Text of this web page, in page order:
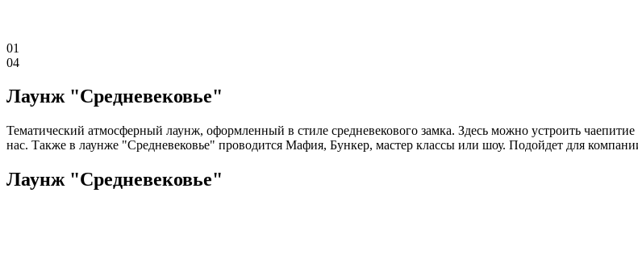
01
04
Лаунж "Средневековье"
Тематический атмосферный лаунж, оформленный в стиле средневекового замка. Здесь можно устроить
нас. Также в лаунже "Средневековье" проводится Мафия, Бункер, мастер классы или шоу. Подойдет для
Лаунж "Средневековье"